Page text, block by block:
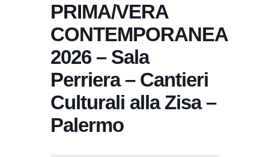
PRIMA/VERA
CONTEMPORANEA
2026 – Sala
Perriera – Cantieri
Culturali alla Zisa –
Palermo